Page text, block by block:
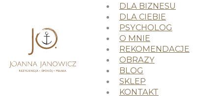
DLA BIZNESU
DLA CIEBIE
PSYCHOLOG
O MNIE
REKOMENDACJE
OBRAZY
BLOG
SKLEP
KONTAKT